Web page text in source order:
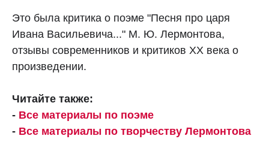
Это была критика о поэме "Песня про царя
Ивана Васильевича..." М. Ю. Лермонтова,
отзывы современников и критиков XX века о
произведении.
Читайте также:
- Все материалы по поэме
- Все материалы по творчеству Лермонтова